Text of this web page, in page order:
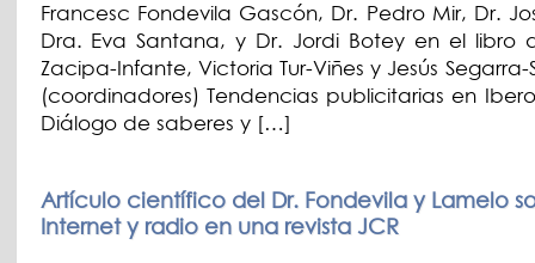
Francesc Fondevila Gascón, Dr. Pedro Mir, Dr.
Dra. Eva Santana, y Dr. Jordi Botey en el libro
Zacipa-Infante, Victoria Tur-Viñes y Jesús
(coordinadores) Tendencias publicitarias en
Diálogo de saberes y […]
Artículo científico del Dr. Fondevila y Lamelo
Internet y radio en una revista JCR